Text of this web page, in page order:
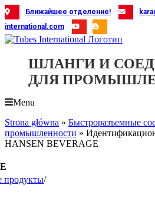
Skip
to
content
Ближайшее отделение!
international.com
ШЛАНГИ И
ДЛЯ
Menu
Strona główna » Быстроразъемные
промышленности »
HANSEN BEVERAGE
продукты/